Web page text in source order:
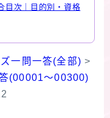
目次｜目的別・資格
一問一答(全部) >
(00001～00300)